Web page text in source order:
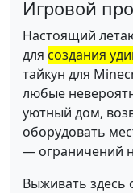
Игровой
Настоящий
для создания
тайкун для
любые
уютный дом,
оборудовать
— ограничений
Выживать здесь